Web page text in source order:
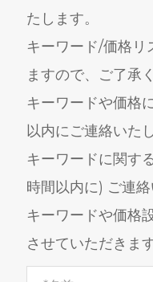
たします。
キーワード/価格リ
ますので、ご了承
キーワードや価格
以内にご連絡いた
キーワードに関す
時間以内に) ご連絡
キーワードや価格
させていただきます